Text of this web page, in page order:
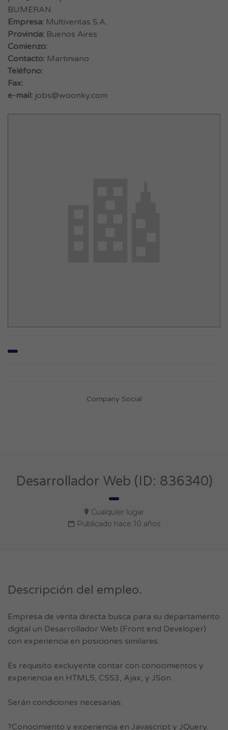
BUMERAN
Empresa: Multiventas S.A.
Provincia: Buenos Aires
Comienzo:
Contacto: Martiniano
Teléfono:
Fax:
e-mail: jobs@woonky.com
Company Social
Desarrollador Web (ID: 836340)
Cualquier lugar
Publicado hace 10 años
Descripción del empleo.
Empresa de venta directa busca para su departamento
digital un Desarrollador Web (Front end Developer)
con experiencia en posiciones similares.
Es requisito excluyente contar con conocimientos y
experiencia en HTML5, CSS3, Ajax, y JSon.
Serán condiciones necesarias:
?Conocimiento y experiencia en Javascript y JQuery.